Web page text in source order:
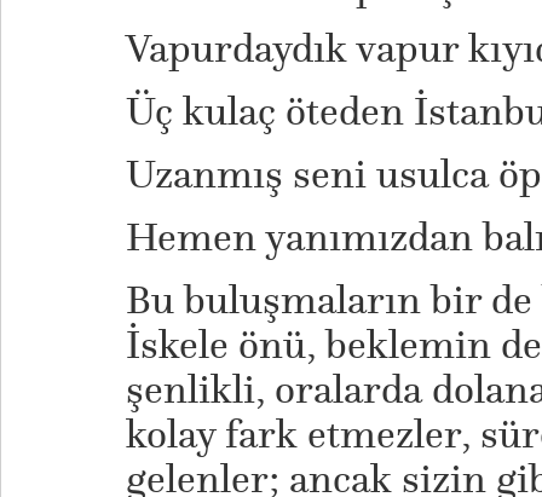
Vapurdaydık vapur
Üç kulaç öteden
Uzanmış seni usulca
Hemen yanımızdan
Bu buluşmaların bir
İskele önü, beklemin
şenlikli, oralarda
kolay fark etmezler,
gelenler; ancak sizin